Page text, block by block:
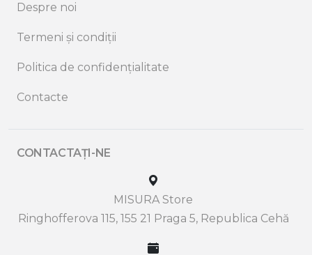
Despre noi
Termeni și condiții
Politica de confidențialitate
Contacte
CONTACTAȚI-NE
MISURA Store
Ringhofferova 115, 155 21 Praga 5, Republica Cehă